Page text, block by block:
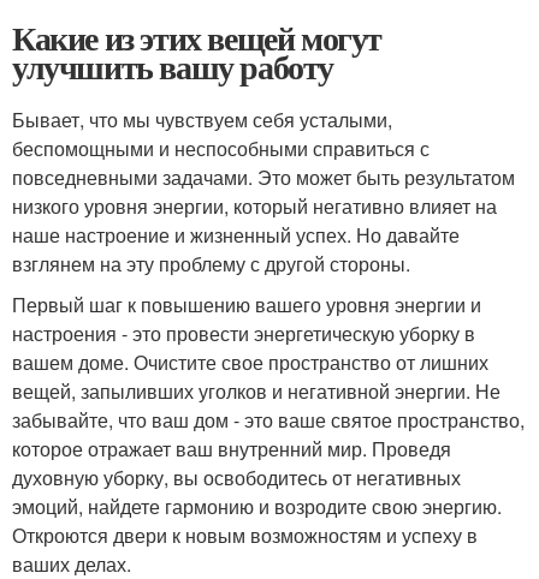
Какие из этих вещей могут
улучшить вашу работу
Бывает, что мы чувствуем себя усталыми,
беспомощными и неспособными справиться с
повседневными задачами. Это может быть результатом
низкого уровня энергии, который негативно влияет на
наше настроение и жизненный успех. Но давайте
взглянем на эту проблему с другой стороны.
Первый шаг к повышению вашего уровня энергии и
настроения - это провести энергетическую уборку в
вашем доме. Очистите свое пространство от лишних
вещей, запыливших уголков и негативной энергии. Не
забывайте, что ваш дом - это ваше святое пространство,
которое отражает ваш внутренний мир. Проведя
духовную уборку, вы освободитесь от негативных
эмоций, найдете гармонию и возродите свою энергию.
Откроются двери к новым возможностям и успеху в
ваших делах.